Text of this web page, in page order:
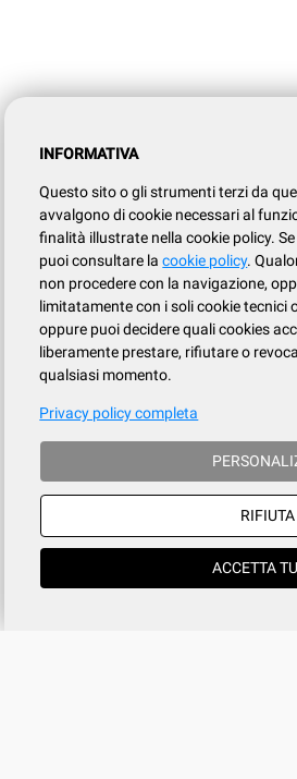
INFORMATIVA
Questo sito o gli strumenti terzi da
avvalgono di cookie necessari al
finalità illustrate nella cookie policy.
puoi consultare lacookie policy.
non procedere con la navigazione,
limitatamente con i soli cookie tecnici
oppure puoi decidere quali cookies
liberamente prestare, rifiutare o
qualsiasi momento.
Privacy policy completa
RIFIUTA
ACCETTA